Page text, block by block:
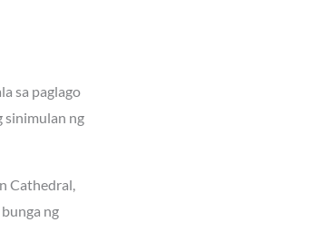
sa paglago
sinimulan ng
Cathedral,
ng